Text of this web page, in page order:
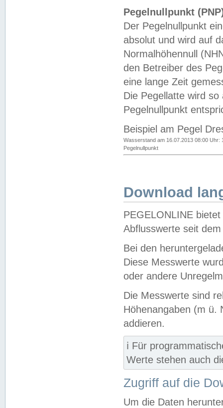
Pegelnullpunkt
Der Pegelnullpunkt
absolut und wird auf
Normalhöhennull
den Betreiber des
eine lange Zeit
Die Pegellatte wird
Pegelnullpunkt
Beispiel am Pegel
Wasserstand am 16.07.2013 08:00 Uhr:
Pegelnullpunkt
Download
PEGELONLINE
Abflusswerte seit
Bei den
Diese Messwerte
oder andere
Die Messwerte sind
Höhenangaben (m ü.
addieren.
ℹ️ Für
Werte stehen auch
Zugriff auf die
Um die Daten